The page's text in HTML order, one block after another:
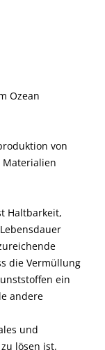
Ozean
von
Haltbarkeit,
die Vermüllung
ein
andere
und
lösen ist.